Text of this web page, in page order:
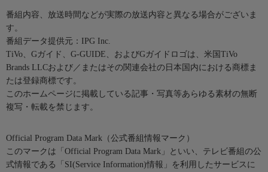
番組内容、放送時間などが実際の放送内容と異なる場合がございま
す。
番組データ提供元：IPG Inc.
TiVo、Gガイド、G-GUIDE、およびGガイドロゴは、米国TiVo
Brands LLCおよび／またはその関連会社の日本国内における商標ま
たは登録商標です。
このホームページに掲載している記事・写真等あらゆる素材の無断
複写・転載を禁じます。
Official Program Data Mark（公式番組情報マーク）
このマークは「Official Program Data Mark」といい、テレビ番組の公
式情報である「SI(Service Information)情報」を利用したサービスに